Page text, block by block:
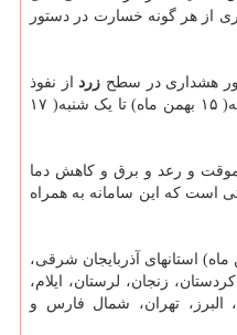
از هر گونه خسارت در دستور
هشداری در سطح زرداز نفوذ
سامانه بارشی طی بازه زمانی جمعه( ۱۵ بهمن ماه) تا یک شنبه( ۱۷
و رعد و برق و کاهش دما
مخاطراتی است که این سامانه به همراه
این پدیده جمعه( ۱۵ بهمن ماه) استانهای آذربایجان شرقی،
زنجان، لرستان، ایلام،
البرز، تهران، شمال فارس و